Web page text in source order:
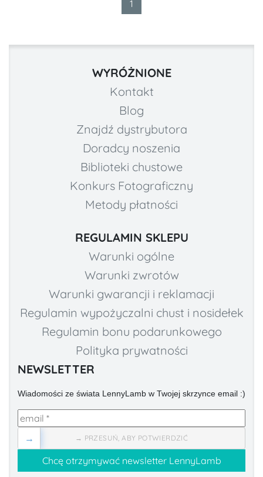
1
WYRÓŻNIONE
Kontakt
Blog
Znajdź dystrybutora
Doradcy noszenia
Biblioteki chustowe
Konkurs Fotograficzny
Metody płatności
REGULAMIN SKLEPU
Warunki ogólne
Warunki zwrotów
Warunki gwarancji i reklamacji
Regulamin wypożyczalni chust i nosidełek
Regulamin bonu podarunkowego
Polityka prywatności
NEWSLETTER
Wiadomości ze świata LennyLamb w Twojej skrzynce email :)
→ PRZESUŃ, ABY POTWIERDZIĆ
→